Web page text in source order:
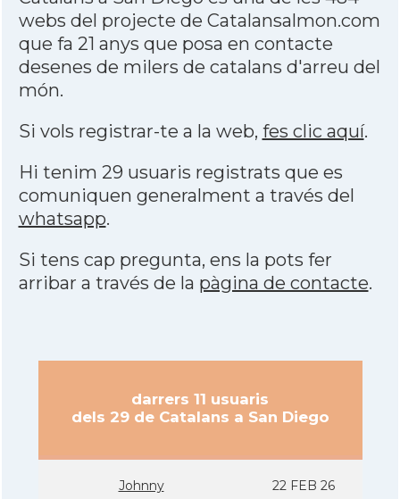
webs del projecte de Catalansalmon.com
que fa 21 anys que posa en contacte
desenes de milers de catalans d'arreu del
món.
Si vols registrar-te a la web, fes clic aquí.
Hi tenim 29 usuaris registrats que es
comuniquen generalment a través del
whatsapp.
Si tens cap pregunta, ens la pots fer
arribar a través de la pàgina de contacte.
darrers 11 usuaris
dels 29 de Catalans a San Diego
Johnny 22 FEB 26